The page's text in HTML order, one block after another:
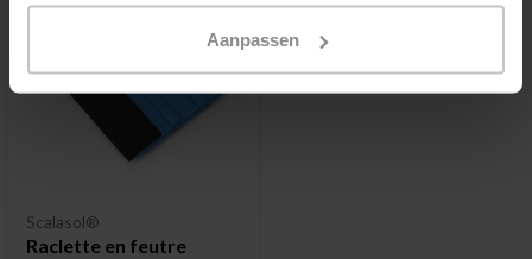
Aanpassen
Scalasol®
Raclette en feutre